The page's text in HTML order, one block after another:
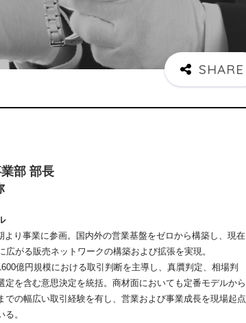
部 部長
より事業に参画。国内外の営業基盤をゼロから構築し、現在
広がる販売ネットワークの構築および拡張を実現。
億円規模における取引判断を主導し、真贋判定、相場判
定を含む意思決定を統括。商材面においても定番モデルから
での幅広い取引経験を有し、営業および事業成長を現場起点
。